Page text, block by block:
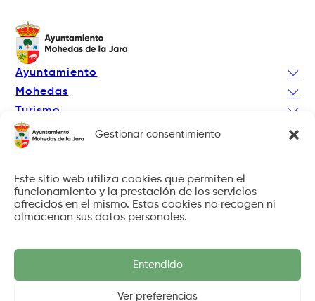
Gestionar consentimiento
Este sitio web utiliza cookies que permiten el
funcionamiento y la prestación de los servicios
ofrecidos en el mismo. Estas cookies no recogen ni
almacenan sus datos personales.
Entendido
Ver preferencias
Ayuntamiento
Mohedas
Turismo
Actualidad
Facebook
© 2026 Ayto. de Mohedas de la Jara. Todos los derechos
Política de privacidad